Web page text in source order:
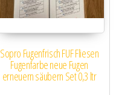
Sopro Fugenfrisch FUF Fliesen
Fugenfarbe neue Fugen
erneuern säubern Set 0,3 ltr